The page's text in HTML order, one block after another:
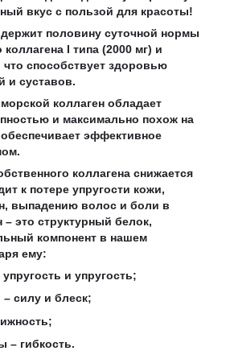
вкус с пользой для красоты!
половину суточной нормы
I типа (2000 мг) и
что способствует здоровью
и суставов.
коллаген обладает
и максимально похож на
эффективное
коллагена снижается
к потере упругости кожи,
выпадению волос и боли в
– это структурный белок,
компонент в нашем
ему:
и упругость;
силу и блеск;
– гибкость.